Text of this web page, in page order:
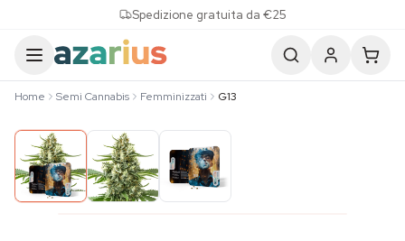
Spedizione gratuita da €25
Home Semi Cannabis Femminizzati G13